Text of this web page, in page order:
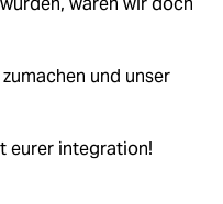
und unser
eurer integration!